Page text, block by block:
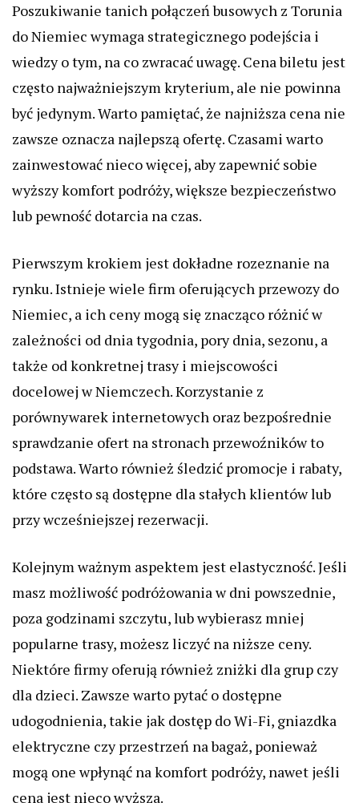
Poszukiwanie tanich połączeń busowych z Torunia
do Niemiec wymaga strategicznego podejścia i
wiedzy o tym, na co zwracać uwagę. Cena biletu jest
często najważniejszym kryterium, ale nie powinna
być jedynym. Warto pamiętać, że najniższa cena nie
zawsze oznacza najlepszą ofertę. Czasami warto
zainwestować nieco więcej, aby zapewnić sobie
wyższy komfort podróży, większe bezpieczeństwo
lub pewność dotarcia na czas.
Pierwszym krokiem jest dokładne rozeznanie na
rynku. Istnieje wiele firm oferujących przewozy do
Niemiec, a ich ceny mogą się znacząco różnić w
zależności od dnia tygodnia, pory dnia, sezonu, a
także od konkretnej trasy i miejscowości
docelowej w Niemczech. Korzystanie z
porównywarek internetowych oraz bezpośrednie
sprawdzanie ofert na stronach przewoźników to
podstawa. Warto również śledzić promocje i rabaty,
które często są dostępne dla stałych klientów lub
przy wcześniejszej rezerwacji.
Kolejnym ważnym aspektem jest elastyczność. Jeśli
masz możliwość podróżowania w dni powszednie,
poza godzinami szczytu, lub wybierasz mniej
popularne trasy, możesz liczyć na niższe ceny.
Niektóre firmy oferują również zniżki dla grup czy
dla dzieci. Zawsze warto pytać o dostępne
udogodnienia, takie jak dostęp do Wi-Fi, gniazdka
elektryczne czy przestrzeń na bagaż, ponieważ
mogą one wpłynąć na komfort podróży, nawet jeśli
cena jest nieco wyższa.